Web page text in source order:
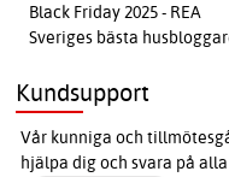
Black Friday 2025 - REA
Sveriges bästa
Kundsupport
Vår kunniga och
hjälpa dig och svara på